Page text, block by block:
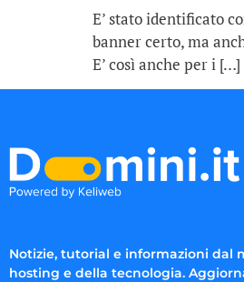
E’ stato identificato
banner certo, ma
E’ così anche per i […]
Notizie, tutorial e informazioni dal
hosting e della tecnologia.